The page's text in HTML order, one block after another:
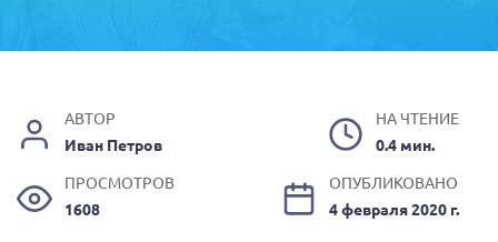
АВТОР
Иван Петров
НА ЧТЕНИЕ
0.4 мин.
ПРОСМОТРОВ
1608
ОПУБЛИКОВАНО
4 февраля 2020 г.